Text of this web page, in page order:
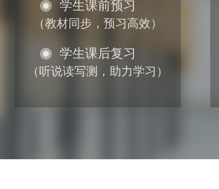
学生课前预习
（教材同步，预习高效）
学生课后复习
（听说读写测，助力学习）